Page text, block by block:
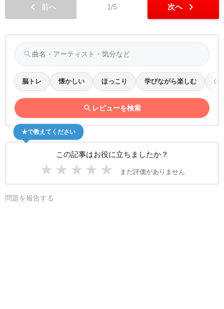
chevron_left 前へ 1/5 次へ chevron_right
search
脳トレ 懐かしい ほっこり 学びながら楽しむ 休
search レビューを検索
この記事はお役に立ちましたか？
★ ★ ★ ★ ★ まだ評価がありません
★で教えてください
問題を報告する